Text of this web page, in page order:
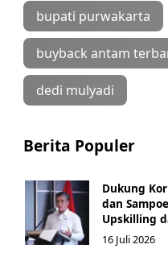
bupati purwakarta
buyback antam
dedi mulyadi
Berita Populer
Dukung
dan
Upskilling
16 Juli 2026